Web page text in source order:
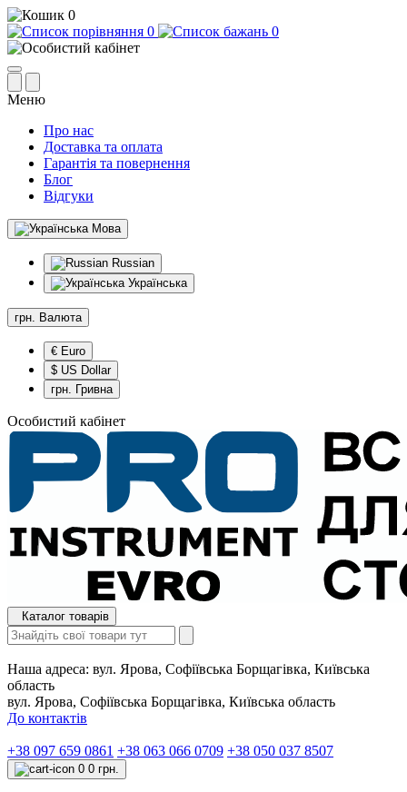
0
0
0
Меню
Про нас
Доставка та оплата
Гарантія та повернення
Блог
Відгуки
Мова
Russian
Українська
грн. Валюта
€ Euro
$ US Dollar
грн. Гривна
Особистий кабінет
Каталог товарів
Наша адреса: вул. Ярова, Софіївська Борщагівка, Київська
область
вул. Ярова, Софіївська Борщагівка, Київська область
До контактів
+38 097 659 0861 +38 063 066 0709 +38 050 037 8507
0 0 грн.